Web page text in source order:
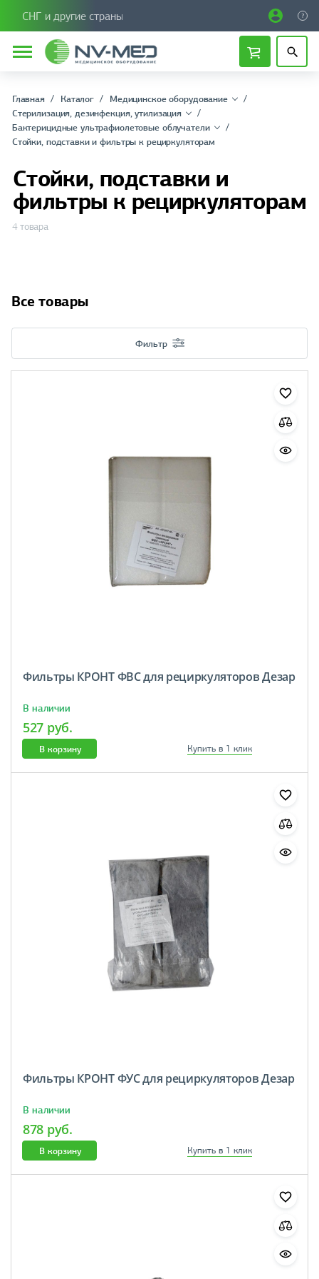
СНГ и другие страны
Главная Каталог
Медицинское оборудование
Стерилизация, дезинфекция, утилизация
Бактерицидные ультрафиолетовые облучатели
Стойки, подставки и фильтры к рециркуляторам
Стойки, подставки и
фильтры к рециркуляторам
4 товара
Все товары
Фильтр
Фильтры КРОНТ ФВС для рециркуляторов Дезар
В наличии
527 руб.
В корзину Купить в 1 клик
Фильтры КРОНТ ФУС для рециркуляторов Дезар
В наличии
878 руб.
В корзину Купить в 1 клик